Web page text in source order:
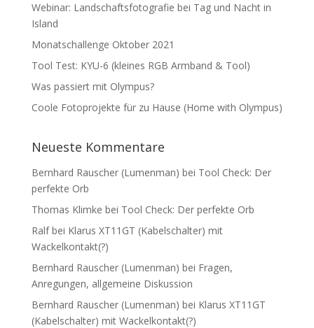
Webinar: Landschaftsfotografie bei Tag und Nacht in
Island
Monatschallenge Oktober 2021
Tool Test: KYU-6 (kleines RGB Armband & Tool)
Was passiert mit Olympus?
Coole Fotoprojekte für zu Hause (Home with Olympus)
Neueste Kommentare
Bernhard Rauscher (Lumenman) bei Tool Check: Der
perfekte Orb
Thomas Klimke bei Tool Check: Der perfekte Orb
Ralfbei Klarus XT11GT (Kabelschalter) mit
Wackelkontakt(?)
Bernhard Rauscher (Lumenman) bei Fragen,
Anregungen, allgemeine Diskussion
Bernhard Rauscher (Lumenman) bei Klarus XT11GT
(Kabelschalter) mit Wackelkontakt(?)